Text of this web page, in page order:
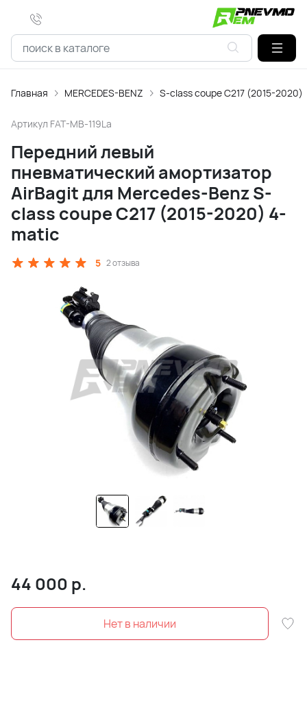
Главная MERCEDES-BENZ S-class coupe C217 (2015-2020)
Артикул FAT-MB-119La
Передний левый
пневматический амортизатор
AirBagit для Mercedes-Benz S-
class coupe C217 (2015-2020) 4-
matic
5 2 отзыва
44 000 р.